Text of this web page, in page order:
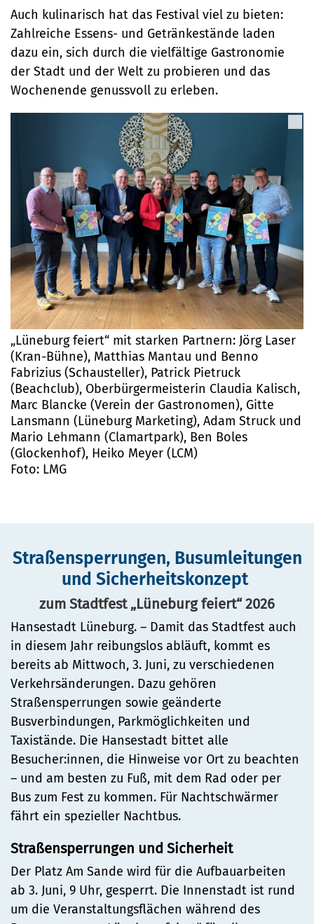
Auch kulinarisch hat das Festival viel zu bieten:
Zahlreiche Essens- und Getränkestände laden
dazu ein, sich durch die vielfältige Gastronomie
der Stadt und der Welt zu probieren und das
Wochenende genussvoll zu erleben.
„Lüneburg feiert“ mit starken Partnern: Jörg Laser
(Kran-Bühne), Matthias Mantau und Benno
Fabrizius (Schausteller), Patrick Pietruck
(Beachclub), Oberbürgermeisterin Claudia Kalisch,
Marc Blancke (Verein der Gastronomen), Gitte
Lansmann (Lüneburg Marketing), Adam Struck und
Mario Lehmann (Clamartpark), Ben Boles
(Glockenhof), Heiko Meyer (LCM)
Foto: LMG
Straßensperrungen, Busumleitungen
und Sicherheitskonzept
zum Stadtfest „Lüneburg feiert“ 2026
Hansestadt Lüneburg. – Damit das Stadtfest auch
in diesem Jahr reibungslos abläuft, kommt es
bereits ab Mittwoch, 3. Juni, zu verschiedenen
Verkehrsänderungen. Dazu gehören
Straßensperrungen sowie geänderte
Busverbindungen, Parkmöglichkeiten und
Taxistände. Die Hansestadt bittet alle
Besucher:innen, die Hinweise vor Ort zu beachten
– und am besten zu Fuß, mit dem Rad oder per
Bus zum Fest zu kommen. Für Nachtschwärmer
fährt ein spezieller Nachtbus.
Straßensperrungen und Sicherheit
Der Platz Am Sande wird für die Aufbauarbeiten
ab 3. Juni, 9 Uhr, gesperrt. Die Innenstadt ist rund
um die Veranstaltungsflächen während des